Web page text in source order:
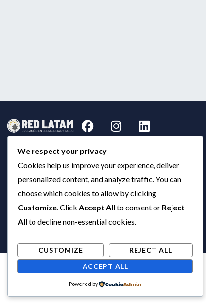
F
a
e
b
o
o
k
I
n
a
g
r
a
m
L
i
e
d
i
n
We respect your privacy
Cookies help us improve your experience, deliver
personalized content, and analyze traffic. You can
choose which cookies to allow by clicking
Customize. Click Accept All to consent or Reject
All to decline non-essential cookies.
CUSTOMIZE
REJECT ALL
ACCEPT ALL
Powered by